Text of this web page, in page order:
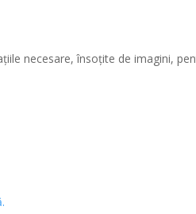
necesare, însoţite de imagini,